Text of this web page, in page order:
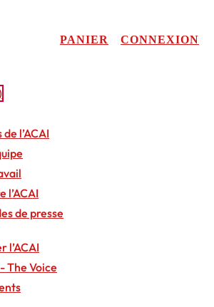
PANIER CONNEXION
l’ACAI
l’ACAI
de presse
l’ACAI
The Voice